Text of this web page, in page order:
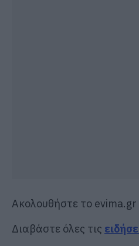
Ακολουθήστε το evima.gr
Διαβάστε όλες τις